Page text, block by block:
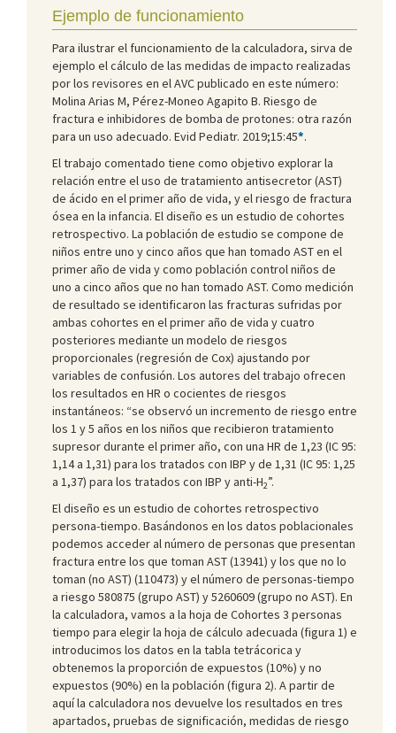
Ejemplo de funcionamiento
Para ilustrar el funcionamiento de la calculadora, sirva de
ejemplo el cálculo de las medidas de impacto realizadas
por los revisores en el AVC publicado en este número:
Molina Arias M, Pérez-Moneo Agapito B. Riesgo de
fractura e inhibidores de bomba de protones: otra razón
para un uso adecuado. Evid Pediatr. 2019;15:45*.
El trabajo comentado tiene como objetivo explorar la
relación entre el uso de tratamiento antisecretor (AST)
de ácido en el primer año de vida, y el riesgo de fractura
ósea en la infancia. El diseño es un estudio de cohortes
retrospectivo. La población de estudio se compone de
niños entre uno y cinco años que han tomado AST en el
primer año de vida y como población control niños de
uno a cinco años que no han tomado AST. Como medición
de resultado se identificaron las fracturas sufridas por
ambas cohortes en el primer año de vida y cuatro
posteriores mediante un modelo de riesgos
proporcionales (regresión de Cox) ajustando por
variables de confusión. Los autores del trabajo ofrecen
los resultados en HR o cocientes de riesgos
instantáneos: “se observó un incremento de riesgo entre
los 1 y 5 años en los niños que recibieron tratamiento
supresor durante el primer año, con una HR de 1,23 (IC 95:
1,14 a 1,31) para los tratados con IBP y de 1,31 (IC 95: 1,25
a 1,37) para los tratados con IBP y anti-H2”.
El diseño es un estudio de cohortes retrospectivo
persona-tiempo. Basándonos en los datos poblacionales
podemos acceder al número de personas que presentan
fractura entre los que toman AST (13941) y los que no lo
toman (no AST) (110473) y el número de personas-tiempo
a riesgo 580875 (grupo AST) y 5260609 (grupo no AST). En
la calculadora, vamos a la hoja de Cohortes 3 personas
tiempo para elegir la hoja de cálculo adecuada (figura 1) e
introducimos los datos en la tabla tetrácorica y
obtenemos la proporción de expuestos (10%) y no
expuestos (90%) en la población (figura 2). A partir de
aquí la calculadora nos devuelve los resultados en tres
apartados, pruebas de significación, medidas de riesgo